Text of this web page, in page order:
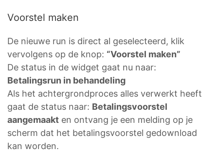
Voorstel maken
De nieuwe run is direct al geselecteerd, klik
vervolgens op de knop: “Voorstel maken”
De status in de widget gaat nu naar:
Betalingsrun in behandeling
Als het achtergrondproces alles verwerkt heeft
gaat de status naar: Betalingsvoorstel
aangemaakt en ontvang je een melding op je
scherm dat het betalingsvoorstel gedownload
kan worden.